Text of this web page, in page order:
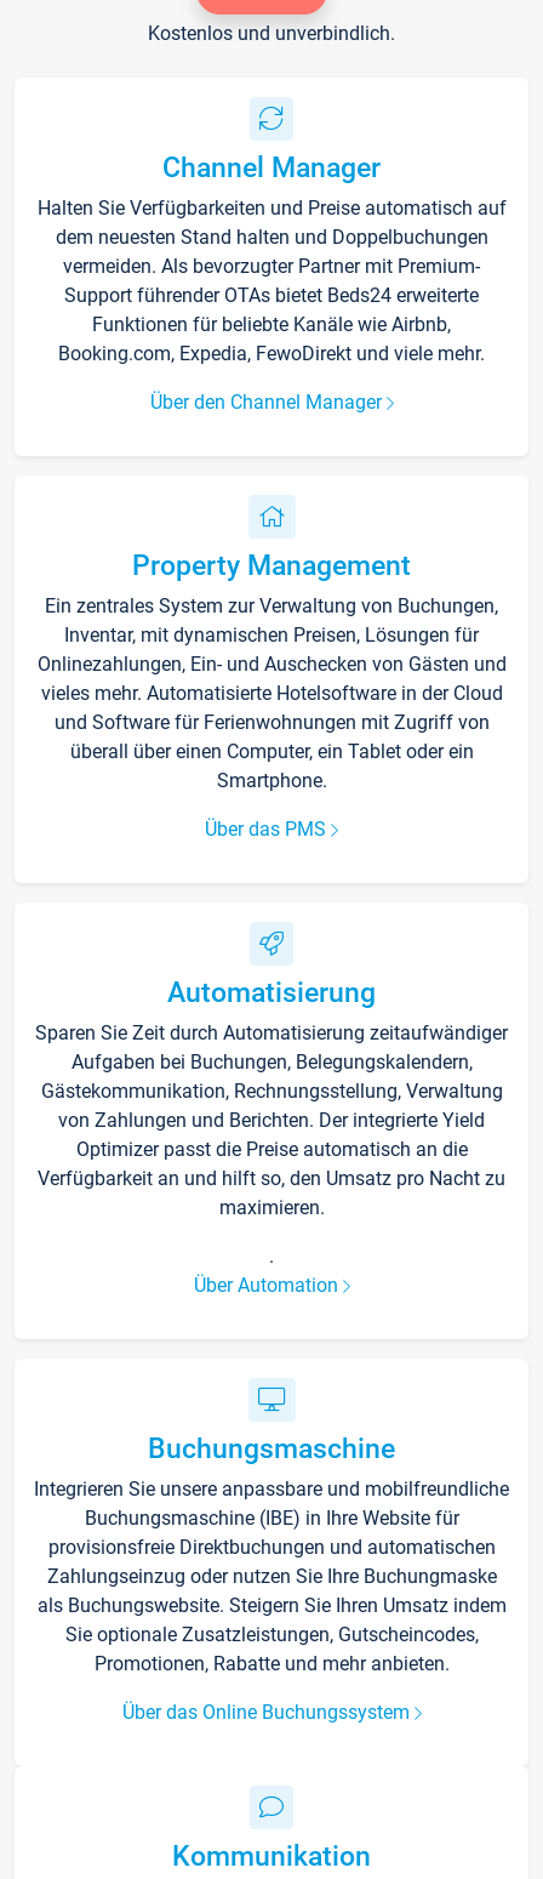
Kostenlos und unverbindlich.
Channel Manager
Halten Sie Verfügbarkeiten und Preise automatisch auf
dem neuesten Stand halten und Doppelbuchungen
vermeiden. Als bevorzugter Partner mit Premium-
Support führender OTAs bietet Beds24 erweiterte
Funktionen für beliebte Kanäle wie Airbnb,
Booking.com, Expedia, FewoDirekt und viele mehr.
Über den Channel Manager
Property Management
Ein zentrales System zur Verwaltung von Buchungen,
Inventar, mit dynamischen Preisen, Lösungen für
Onlinezahlungen, Ein- und Auschecken von Gästen und
vieles mehr. Automatisierte Hotelsoftware in der Cloud
und Software für Ferienwohnungen mit Zugriff von
überall über einen Computer, ein Tablet oder ein
Smartphone.
Über das PMS
Automatisierung
Sparen Sie Zeit durch Automatisierung zeitaufwändiger
Aufgaben bei Buchungen, Belegungskalendern,
Gästekommunikation, Rechnungsstellung, Verwaltung
von Zahlungen und Berichten. Der integrierte Yield
Optimizer passt die Preise automatisch an die
Verfügbarkeit an und hilft so, den Umsatz pro Nacht zu
maximieren.
.
Über Automation
Buchungsmaschine
Integrieren Sie unsere anpassbare und mobilfreundliche
Buchungsmaschine (IBE) in Ihre Website für
provisionsfreie Direktbuchungen und automatischen
Zahlungseinzug oder nutzen Sie Ihre Buchungmaske
als Buchungswebsite. Steigern Sie Ihren Umsatz indem
Sie optionale Zusatzleistungen, Gutscheincodes,
Promotionen, Rabatte und mehr anbieten.
Über das Online Buchungssystem
Kommunikation